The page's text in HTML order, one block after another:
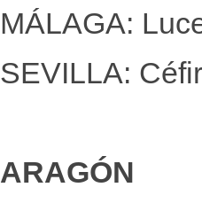
MÁLAGA:
SEVILLA:
ARAGÓN